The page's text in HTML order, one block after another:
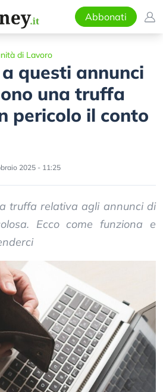
Abbonati
di Lavoro
questi annunci
una truffa
pericolo il conto
2025 - 11:25
truffa relativa agli annunci di
Ecco come funziona e